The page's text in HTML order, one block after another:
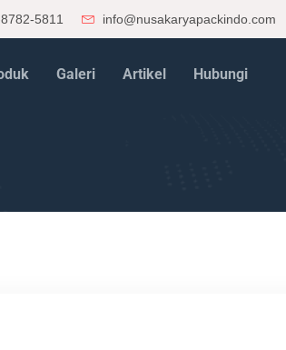
5811 info@nusakaryapackindo.com
Galeri Artikel Hubungi